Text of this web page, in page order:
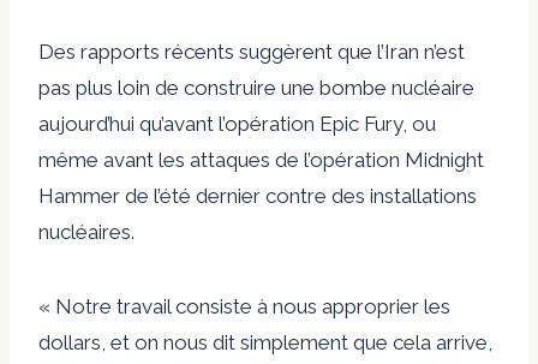
Des rapports récents suggèrent que l’Iran n’est
pas plus loin de construire une bombe nucléaire
aujourd’hui qu’avant l’opération Epic Fury, ou
même avant les attaques de l’opération Midnight
Hammer de l’été dernier contre des installations
nucléaires.
« Notre travail consiste à nous approprier les
dollars, et on nous dit simplement que cela arrive,